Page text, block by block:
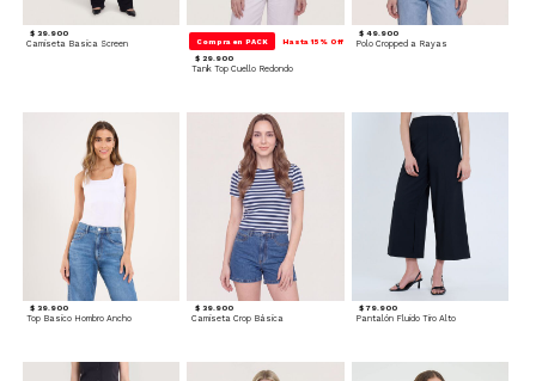
$ 39.900
Camiseta Basica Screen Compra en PACK Hasta 15% Off
$ 29.900
Tank Top Cuello Redondo
$ 49.900
Polo Cropped a Rayas
$ 39.900
Top Basico Hombro Ancho
$ 39.900
Camiseta Crop Básica
$ 79.900
Pantalón Fluido Tiro Alto